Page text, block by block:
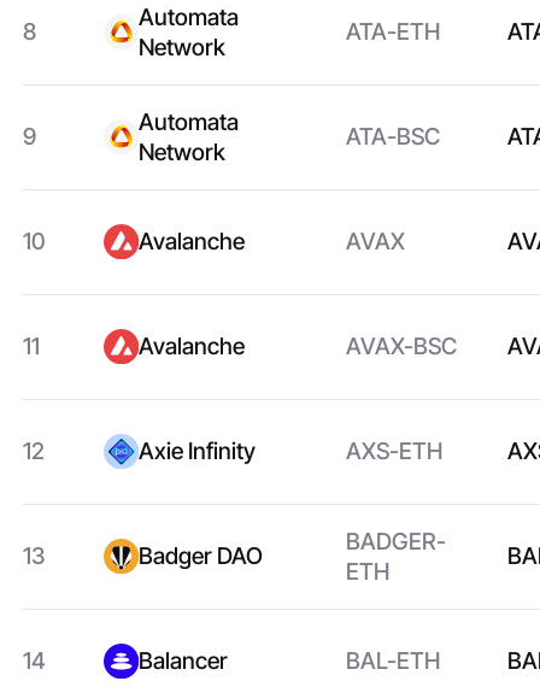
8
Automata
Network
ATA-ETH
9
Automata
Network
ATA-BSC
10 Avalanche AVAX
11 Avalanche AVAX-BSC
12 Axie Infinity AXS-ETH
13 Badger DAO
BADGER-
ETH
14 Balancer BAL-ETH